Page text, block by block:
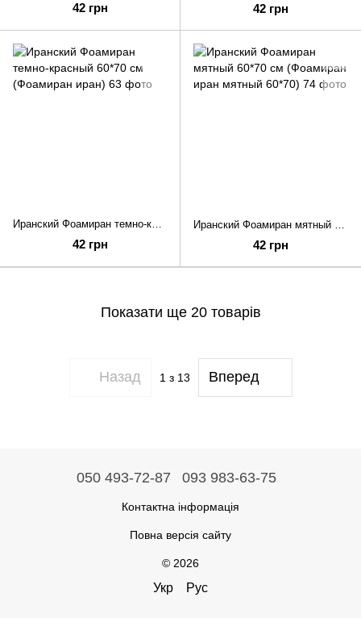
42 грн 42 грн
Иранский Фоамиран темно-красный 60*70 см (Фоамиран иран)
42 грн
Иранский Фоамиран мятный 60*70 см (Фоамиран иран мятный 60*70)
42 грн
Показати ще 20 товарів
Назад 1 з 13 Вперед
050 493-72-87 093 983-63-75
Контактна інформація
Повна версія сайту
© 2026
Укр Рус